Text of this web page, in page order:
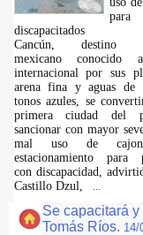
para
discapacitados
Cancún, destino
mexicano conocido
internacional por sus
arena fina y aguas de
tonos azules, se
primera ciudad del
sancionar con mayor
mal uso de
estacionamiento para
con discapacidad,
Castillo Dzul,
Se capacitará
Tomás Ríos. 14/